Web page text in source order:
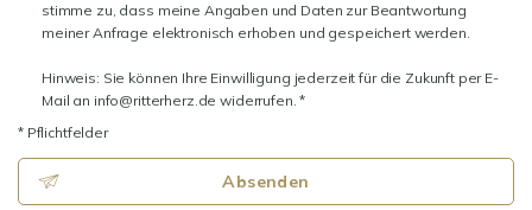
stimme zu, dass meine Angaben und Daten zur Beantwortung
meiner Anfrage elektronisch erhoben und gespeichert werden.
Hinweis: Sie können Ihre Einwilligung jederzeit für die Zukunft per E-
Mail an info@ritterherz.de widerrufen. *
* Pflichtfelder
Absenden